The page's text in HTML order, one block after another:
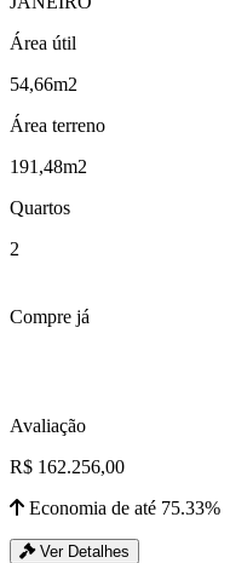
Área útil
54,66m2
Área terreno
191,48m2
Quartos
2
Compre já
Avaliação
R$ 162.256,00
Economia de até 75.33%
Ver Detalhes